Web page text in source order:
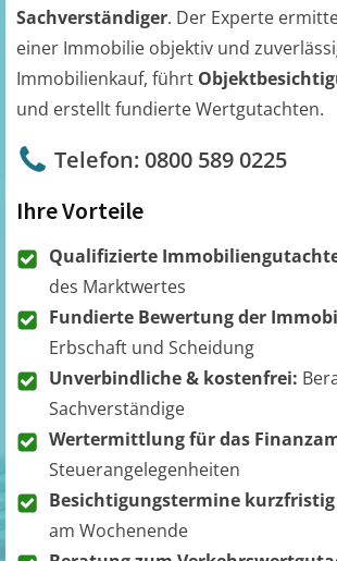
Sachverständiger. Der Experte
einer Immobilie objektiv und
Immobilienkauf, führt
und erstellt fundierte Wertgutachten.
Telefon: 0800 589 0225
Ihre Vorteile
Qualifizierte
des Marktwertes
Fundierte Bewertung der
Erbschaft und Scheidung
Unverbindliche & kostenfrei:
Sachverständige
Wertermittlung für das
Steuerangelegenheiten
Besichtigungstermine
am Wochenende